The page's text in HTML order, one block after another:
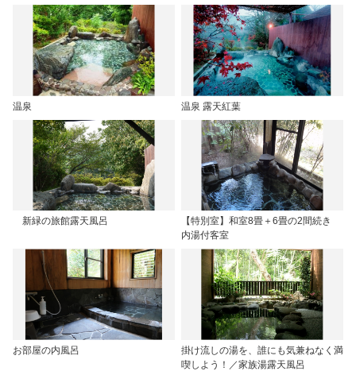
温泉 温泉 露天紅葉
新緑の旅館露天風呂
【特別室】和室8畳＋6畳の2間続き
内湯付客室
お部屋の内風呂
掛け流しの湯を、誰にも気兼ねなく満
喫しよう！／家族湯露天風呂